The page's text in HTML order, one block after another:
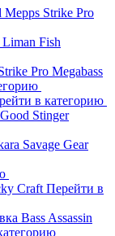
Mepps Strike Pro
Liman Fish
Pro Megabass
в категорию
Stinger
Savage Gear
Craft Перейти в
Bass Assassin